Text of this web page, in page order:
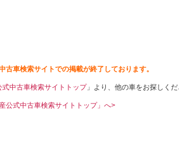
古車検索サイトでの掲載が終了しております。
式中古車検索サイトトップ」より、他の車をお探しくだ
公式中古車検索サイトトップ」へ>